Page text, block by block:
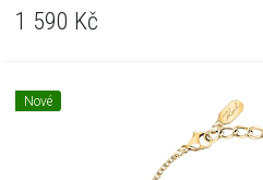
1 590 Kč
Nové